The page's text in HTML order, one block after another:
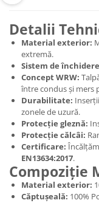
Detalii
Material exterior:
extremă.
Sistem de
Concept WRW:
între condus și mers
Durabilitate:
zonele de uzură.
Protecție gleznă:
Protecție călcâi:
Certificare:
EN13634:2017.
Compoziție
Material exterior:
Căptușeală: 100%